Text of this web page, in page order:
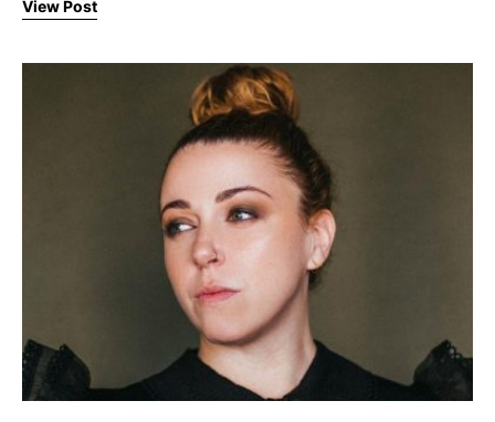
View Post